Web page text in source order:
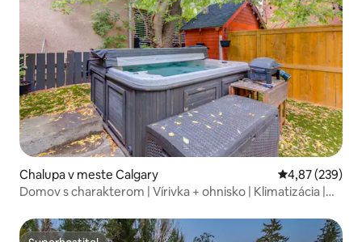
Chalupa v meste Calgary Priemerné
4,87 (239)
Domov s charakterom | Vírivka + ohnisko | Klimatizácia |